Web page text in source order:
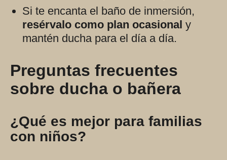
Si te encanta el baño de inmersión,
resérvalo como plan ocasional y
mantén ducha para el día a día.
Preguntas frecuentes
sobre ducha o bañera
¿Qué es mejor para familias
con niños?